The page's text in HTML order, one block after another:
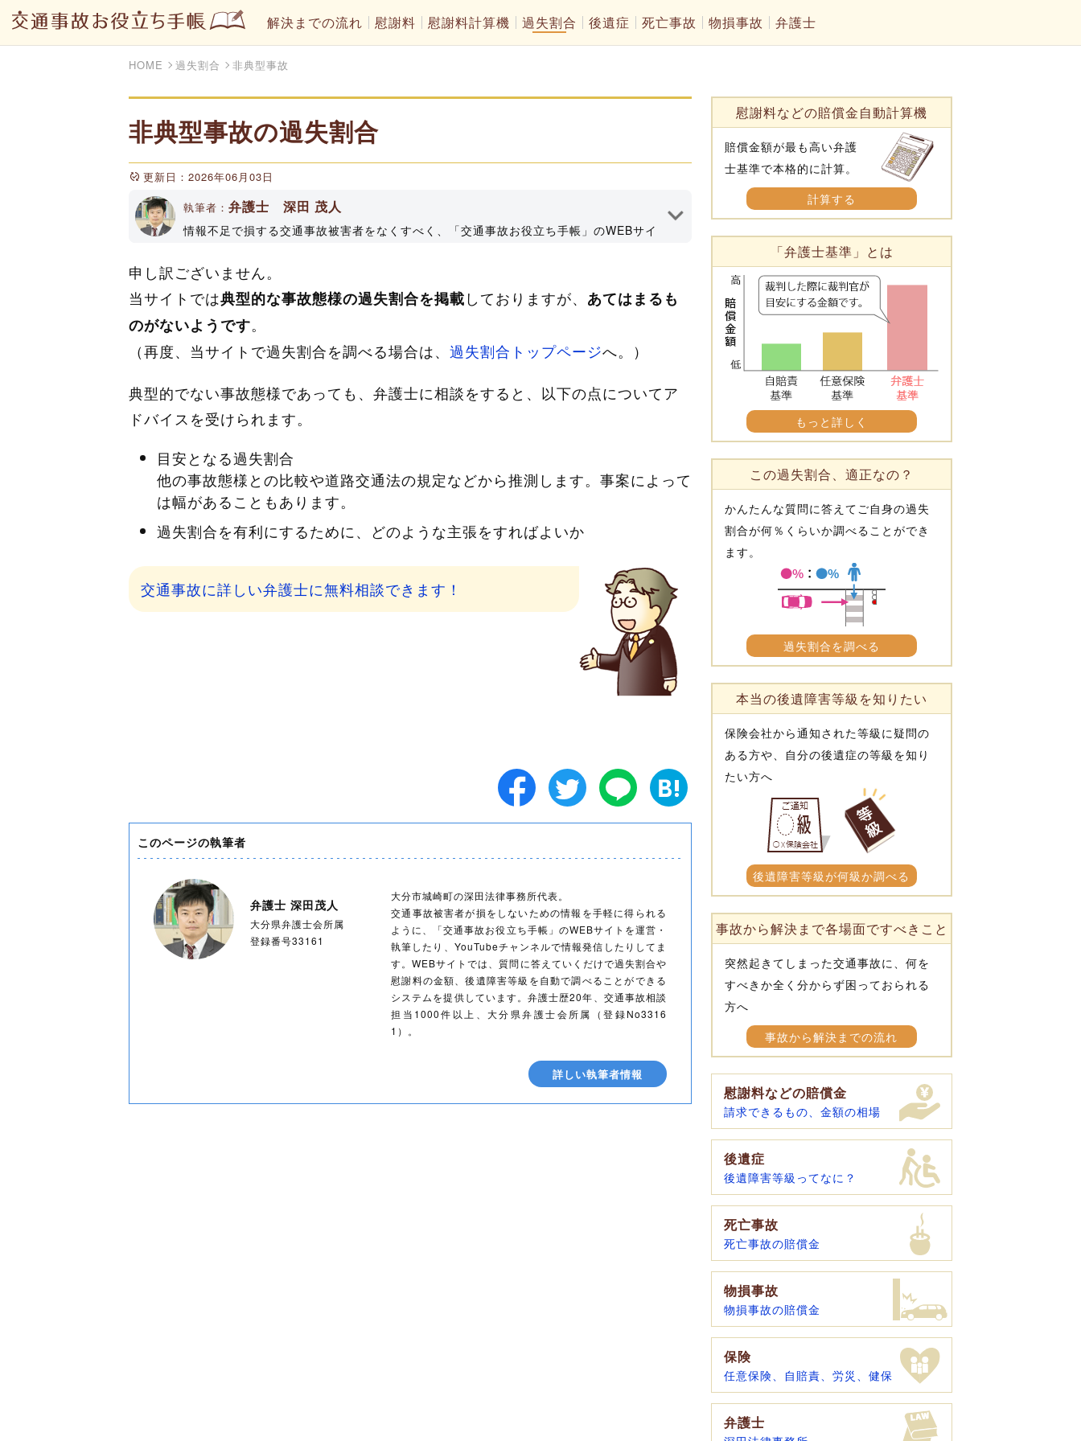
解決までの流れ 慰謝料 慰謝料計算機 過失割合 後遺症 死亡事故 物損事故 弁護士
HOME 過失割合 非典型事故
非典型事故の過失割合
更新日：2026年06月03日
執筆者： 弁護士 深田 茂人
情報不足で損する交通事故被害者をなくすべく、「交通事故お役立ち手帳」のWEBサイ
属（登録No33161）
執筆者プロフィール
申し訳ございません。
当サイトでは典型的な事故態様の過失割合を掲載しておりますが、 あてはまるも
のがないようです。
（再度、当サイトで過失割合を調べる場合は、 過失割合トップページへ。）
典型的でない事故態様であっても、弁護士に相談をすると、以下の点についてア
ドバイスを受けられます。
目安となる過失割合
他の事故態様との比較や道路交通法の規定などから推測します。事案によって
は幅があることもあります。
過失割合を有利にするために、どのような主張をすればよいか
交通事故に詳しい弁護士に無料相談できます！
このページの執筆者
弁護士 深田茂人
大分県弁護士会所属
登録番号33161
大分市城崎町の深田法律事務所代表。
交通事故被害者が損をしないための情報を手軽に得られる
ように、「交通事故お役立ち手帳」のWEBサイトを運営・
執筆したり、YouTubeチャンネルで情報発信したりしてま
す。WEBサイトでは、質問に答えていくだけで過失割合や
慰謝料の金額、後遺障害等級を自動で調べることができる
システムを提供しています。弁護士歴20年、交通事故相談
担当1000件以上、大分県弁護士会所属（登録No3316
1）。
詳しい執筆者情報
慰謝料などの賠償金自動計算機
賠償金額が最も高い弁護
士基準で本格的に計算。
計算する
「弁護士基準」とは
もっと詳しく
この過失割合、適正なの？
かんたんな質問に答えてご自身の過失
割合が何％くらいか調べることができ
ます。
過失割合を調べる
本当の後遺障害等級を知りたい
保険会社から通知された等級に疑問の
ある方や、自分の後遺症の等級を知り
たい方へ
後遺障害等級が何級か調べる
事故から解決まで各場面ですべきこと
突然起きてしまった交通事故に、何を
すべきか全く分からず困っておられる
方へ
事故から解決までの流れ
慰謝料などの賠償金
請求できるもの、金額の相場
後遺症
後遺障害等級ってなに？
死亡事故
死亡事故の賠償金
物損事故
物損事故の賠償金
保険
任意保険、自賠責、労災、健保
弁護士